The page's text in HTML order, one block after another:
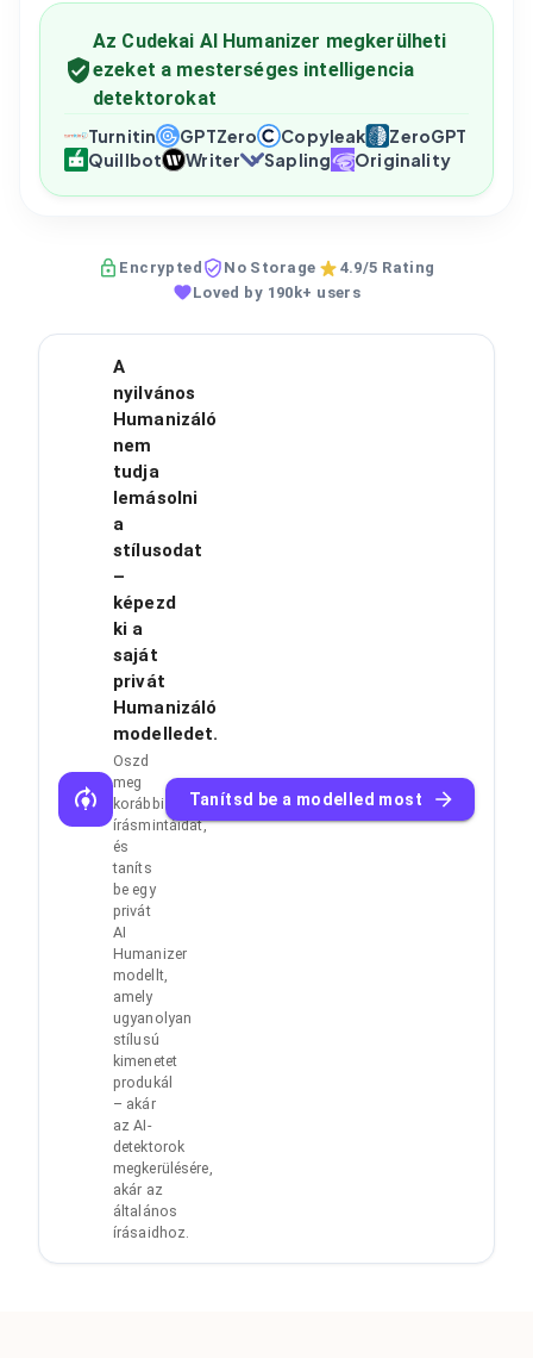
Az Cudekai AI Humanizer megkerülheti
ezeket a mesterséges intelligencia
detektorokat
Turnitin GPTZero Copyleak
ZeroGPT
Quillbot
Writer Sapling Originality
Encrypted No Storage
4.9/5 Rating
Loved by 190k+ users
A
nyilvános
Humanizáló
nem
tudja
lemásolni
a
stílusodat
–
képezd
ki a
saját
privát
Humanizáló
modelledet.
Oszd
meg
korábbi
írásmintáidat,
és
taníts
be egy
privát
AI
Humanizer
modellt,
amely
ugyanolyan
stílusú
kimenetet
produkál
– akár
az AI-
detektorok
megkerülésére,
akár az
általános
írásaidhoz.
Tanítsd be a modelled most